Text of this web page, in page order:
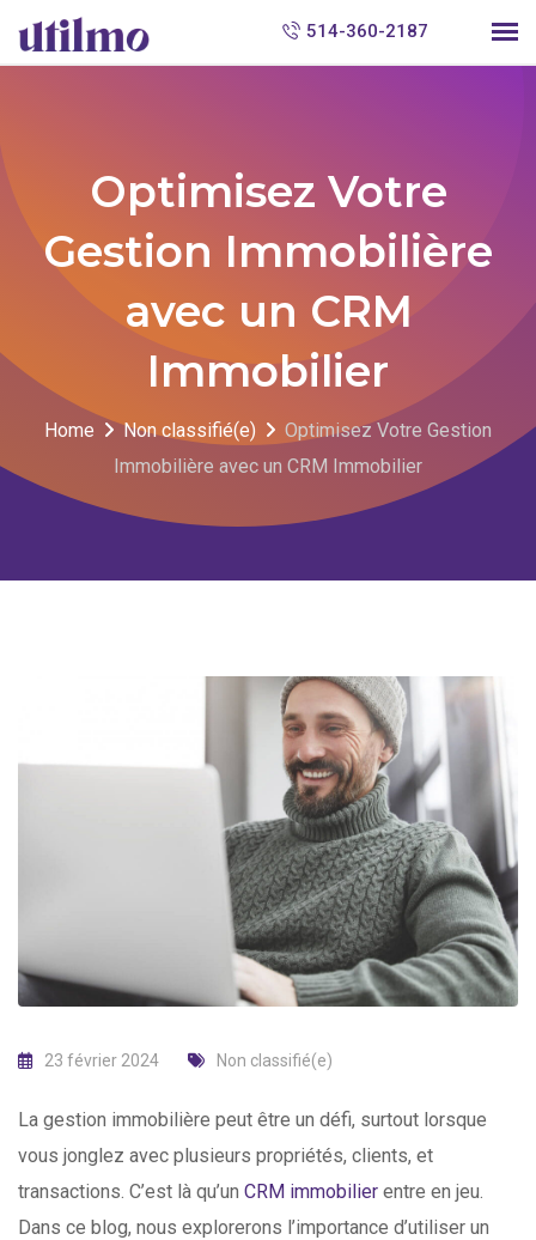
514-360-2187
Optimisez Votre
Gestion Immobilière
avec un CRM
Immobilier
Home Non classifié(e)
Optimisez Votre Gestion
Immobilière avec un CRM Immobilier
23 février 2024 Non classifié(e)
La gestion immobilière peut être un défi, surtout lorsque
vous jonglez avec plusieurs propriétés, clients, et
transactions. C’est là qu’un CRM immobilier entre en jeu.
Dans ce blog, nous explorerons l’importance d’utiliser un